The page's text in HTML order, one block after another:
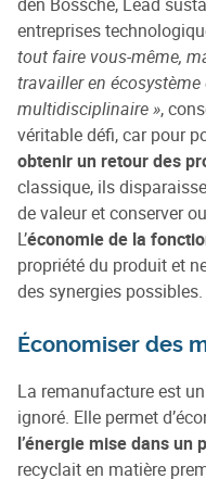
entreprises
tout faire vous-même,
travailler en
multidisciplinaire »,
véritable défi, car pour
obtenir un retour des
classique, ils
de valeur et conserver
L’économie de la
propriété du produit et
des synergies possibles.
Économiser des
La remanufacture est
ignoré. Elle permet
l’énergie mise dans un
recyclait en matière